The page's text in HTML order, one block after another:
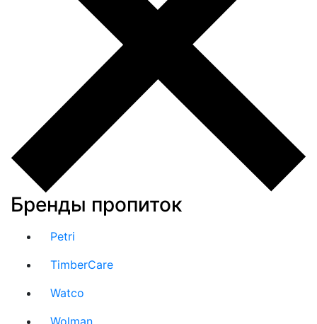
Бренды пропиток
Petri
TimberCare
Watco